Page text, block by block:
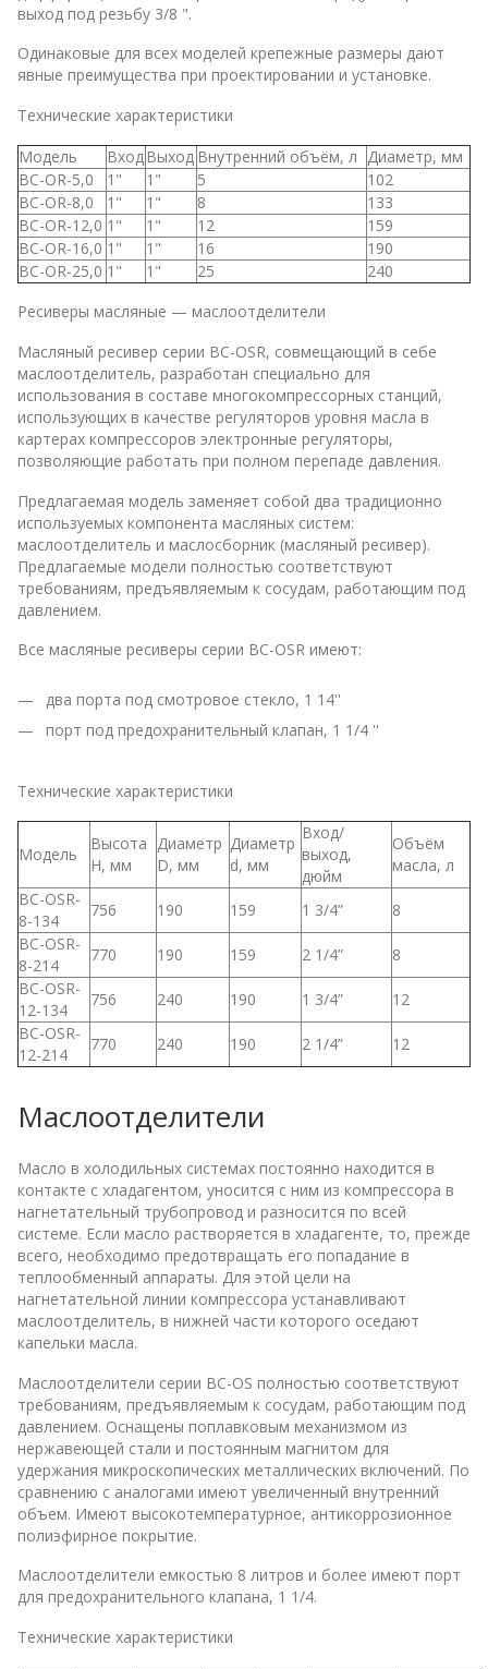
выход под резьбу 3/8 ".
Одинаковые для всех моделей крепежные размеры дают
явные преимущества при проектировании и установке.
Технические характеристики
Модель
Вход Выход Внутренний объём, л
Диаметр, мм
BC-OR-5,0
1" 1" 5
102
BC-OR-8,0
1" 1" 8
133
BC-OR-12,0 1" 1" 12
159
BC-OR-16,0 1" 1" 16
190
BC-OR-25,0 1" 1" 25
240
Ресиверы масляные — маслоотделители
Масляный ресивер серии BC-OSR, совмещающий в себе
маслоотделитель, разработан специально для
использования в составе многокомпрессорных станций,
использующих в качестве регуляторов уровня масла в
картерах компрессоров электронные регуляторы,
позволяющие работать при полном перепаде давления.
Предлагаемая модель заменяет собой два традиционно
используемых компонента масляных систем:
маслоотделитель и маслосборник (масляный ресивер).
Предлагаемые модели полностью соответствуют
требованиям, предъявляемым к сосудам, работающим под
давлением.
Все масляные ресиверы серии BC-OSR имеют:
два порта под смотровое стекло, 1 14''
порт под предохранительный клапан, 1 1/4 ''
Технические характеристики
Модель
Высота
H, мм
Диаметр
D, мм
Диаметр
d, мм
Вход/
выход,
дюйм
Объём
масла, л
BC-OSR-
8-134
756 190 159 1 3/4”
8
BC-OSR-
8-214
770 190 159 2 1/4”
8
BC-OSR-
12-134
756 240 190 1 3/4”
12
BC-OSR-
12-214
770 240 190 2 1/4” 12
Маслоотделители
Масло в холодильных системах постоянно находится в
контакте с хладагентом, уносится с ним из компрессора в
нагнетательный трубопровод и разносится по всей
системе. Если масло растворяется в хладагенте, то, прежде
всего, необходимо предотвращать его попадание в
теплообменный аппараты. Для этой цели на
нагнетательной линии компрессора устанавливают
маслоотделитель, в нижней части которого оседают
капельки масла.
Маслоотделители серии ВС-OS полностью соответствуют
требованиям, предъявляемым к сосудам, работающим под
давлением. Оснащены поплавковым механизмом из
нержавеющей стали и постоянным магнитом для
удержания микроскопических металлических включений. По
сравнению с аналогами имеют увеличенный внутренний
объем. Имеют высокотемпературное, антикоррозионное
полиэфирное покрытие.
Маслоотделители емкостью 8 литров и более имеют порт
для предохранительного клапана, 1 1/4.
Технические характеристики